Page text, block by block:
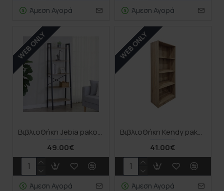
Άμεση Αγορά Άμεση Αγορά
WEB ONLY
Βιβλιοθήκη Jebia pakoworld oak με μαύρο μέταλλο 56x37x172.2εκ
49.00€
Άμεση Αγορά
WEB ONLY
Βιβλιοθήκη Kendy pakoworld sonoma 60x30x167εκ
41.00€
Άμεση Αγορά